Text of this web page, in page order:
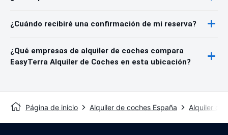
¿Cuándo recibiré una confirmación de mi reserva?
¿Qué empresas de alquiler de coches compara
EasyTerra Alquiler de Coches en esta ubicación?
Página de inicio Alquiler de coches España Alquiler de